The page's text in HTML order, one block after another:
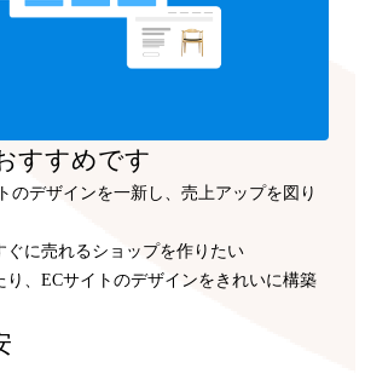
すすめです
のデザインを一新し、売上アップを図り
ぐに売れるショップを作りたい
り、ECサイトのデザインをきれいに構築